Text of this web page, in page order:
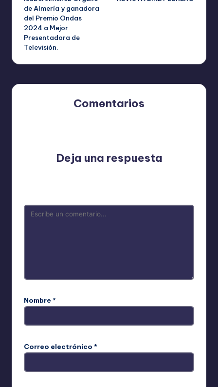
de
entradas
de Almería y ganadora
del Premio Ondas
2024 a Mejor
Presentadora de
Televisión.
Comentarios
Deja una respuesta
Nombre *
Correo electrónico *